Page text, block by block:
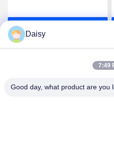
Pellet Granulationslinie
Daisy
7:49
Good day, what product are you